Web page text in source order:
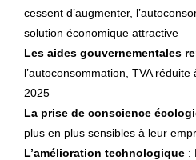
cessent d’augmenter,
solution économique attractive
Les aides gouvernementales
l’autoconsommation, TVA
2025
La prise de conscience
plus en plus sensibles à leur
L’amélioration technologique :